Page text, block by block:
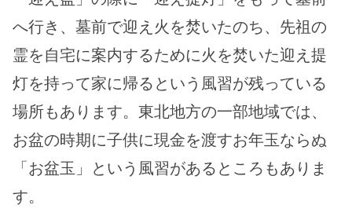
へ行き、墓前で迎え火を焚いたのち、先祖の
霊を自宅に案内するために火を焚いた迎え提
灯を持って家に帰るという風習が残っている
場所もあります。東北地方の一部地域では、
お盆の時期に子供に現金を渡すお年玉ならぬ
「お盆玉」という風習があるところもありま
す。